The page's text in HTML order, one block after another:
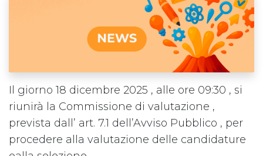
Il giorno 18 dicembre 2025 , alle ore 09:30 , si
riunirà la Commissione di valutazione ,
prevista dall’ art. 7.1 dell’Avviso Pubblico , per
procedere alla valutazione delle candidature